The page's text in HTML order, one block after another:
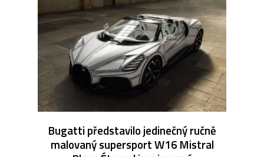
Bugatti představilo jedinečný ručně
malovaný supersport W16 Mistral